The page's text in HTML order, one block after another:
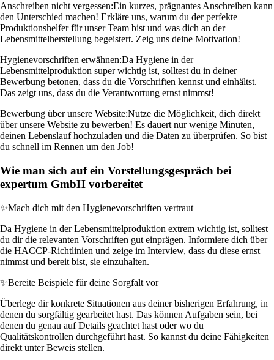
Anschreiben nicht vergessen:Ein kurzes, prägnantes Anschreiben kann
den Unterschied machen! Erkläre uns, warum du der perfekte
Produktionshelfer für unser Team bist und was dich an der
Lebensmittelherstellung begeistert. Zeig uns deine Motivation!
Hygienevorschriften erwähnen:Da Hygiene in der
Lebensmittelproduktion super wichtig ist, solltest du in deiner
Bewerbung betonen, dass du die Vorschriften kennst und einhältst.
Das zeigt uns, dass du die Verantwortung ernst nimmst!
Bewerbung über unsere Website:Nutze die Möglichkeit, dich direkt
über unsere Website zu bewerben! Es dauert nur wenige Minuten,
deinen Lebenslauf hochzuladen und die Daten zu überprüfen. So bist
du schnell im Rennen um den Job!
Wie man sich auf ein Vorstellungsgespräch bei
expertum GmbH vorbereitet
✨Mach dich mit den Hygienevorschriften vertraut
Da Hygiene in der Lebensmittelproduktion extrem wichtig ist, solltest
du dir die relevanten Vorschriften gut einprägen. Informiere dich über
die HACCP-Richtlinien und zeige im Interview, dass du diese ernst
nimmst und bereit bist, sie einzuhalten.
✨Bereite Beispiele für deine Sorgfalt vor
Überlege dir konkrete Situationen aus deiner bisherigen Erfahrung, in
denen du sorgfältig gearbeitet hast. Das können Aufgaben sein, bei
denen du genau auf Details geachtet hast oder wo du
Qualitätskontrollen durchgeführt hast. So kannst du deine Fähigkeiten
direkt unter Beweis stellen.